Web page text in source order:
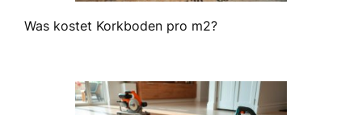
Was kostet Korkboden pro m2?